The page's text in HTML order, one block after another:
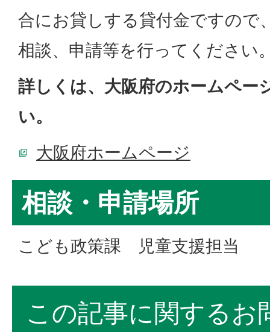
合にお貸しする貸付金ですので
相談、申請等を行ってください
詳しくは、大阪府のホームペー
い。
大阪府ホームページ
相談・申請場所
こども政策課 児童支援担当
この記事に関するお